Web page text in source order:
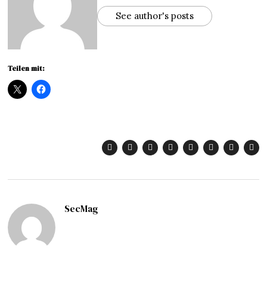
See author's posts
Teilen mit:
SecMag